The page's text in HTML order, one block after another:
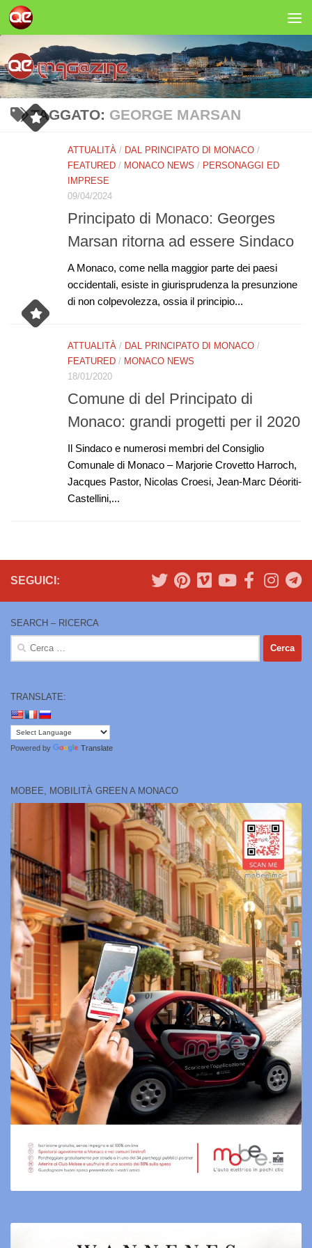
Salta al contenuto
TAGGATO: GEORGE MARSAN
ATTUALITÀ / DAL PRINCIPATO DI MONACO /
FEATURED / MONACO NEWS / PERSONAGGI ED
IMPRESE
09/04/2024
Principato di Monaco: Georges
Marsan ritorna ad essere Sindaco
A Monaco, come nella maggior parte dei paesi
occidentali, esiste in giurisprudenza la presunzione
di non colpevolezza, ossia il principio...
ATTUALITÀ / DAL PRINCIPATO DI MONACO /
FEATURED / MONACO NEWS
18/01/2020
Comune di del Principato di
Monaco: grandi progetti per il 2020
Il Sindaco e numerosi membri del Consiglio
Comunale di Monaco – Marjorie Crovetto Harroch,
Jacques Pastor, Nicolas Croesi, Jean-Marc Déoriti-
Castellini,...
SEGUICI:
SEARCH – RICERCA
Ricerca
TRANSLATE:
Powered by Translate
MOBEE, MOBILITÀ GREEN A MONACO